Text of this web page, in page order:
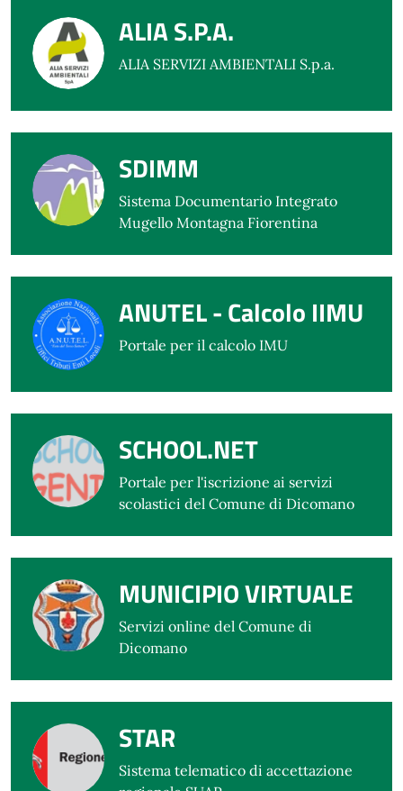
ALIA S.P.A.
ALIA SERVIZI AMBIENTALI S.p.a.
SDIMM
Sistema Documentario Integrato
Mugello Montagna Fiorentina
ANUTEL - Calcolo IIMU
Portale per il calcolo IMU
SCHOOL.NET
Portale per l'iscrizione ai servizi
scolastici del Comune di Dicomano
MUNICIPIO VIRTUALE
Servizi online del Comune di
Dicomano
STAR
Sistema telematico di accettazione